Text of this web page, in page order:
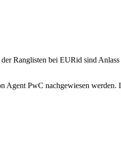
Ranglisten bei EURid sind
Agent PwC nachgewiesen werden.